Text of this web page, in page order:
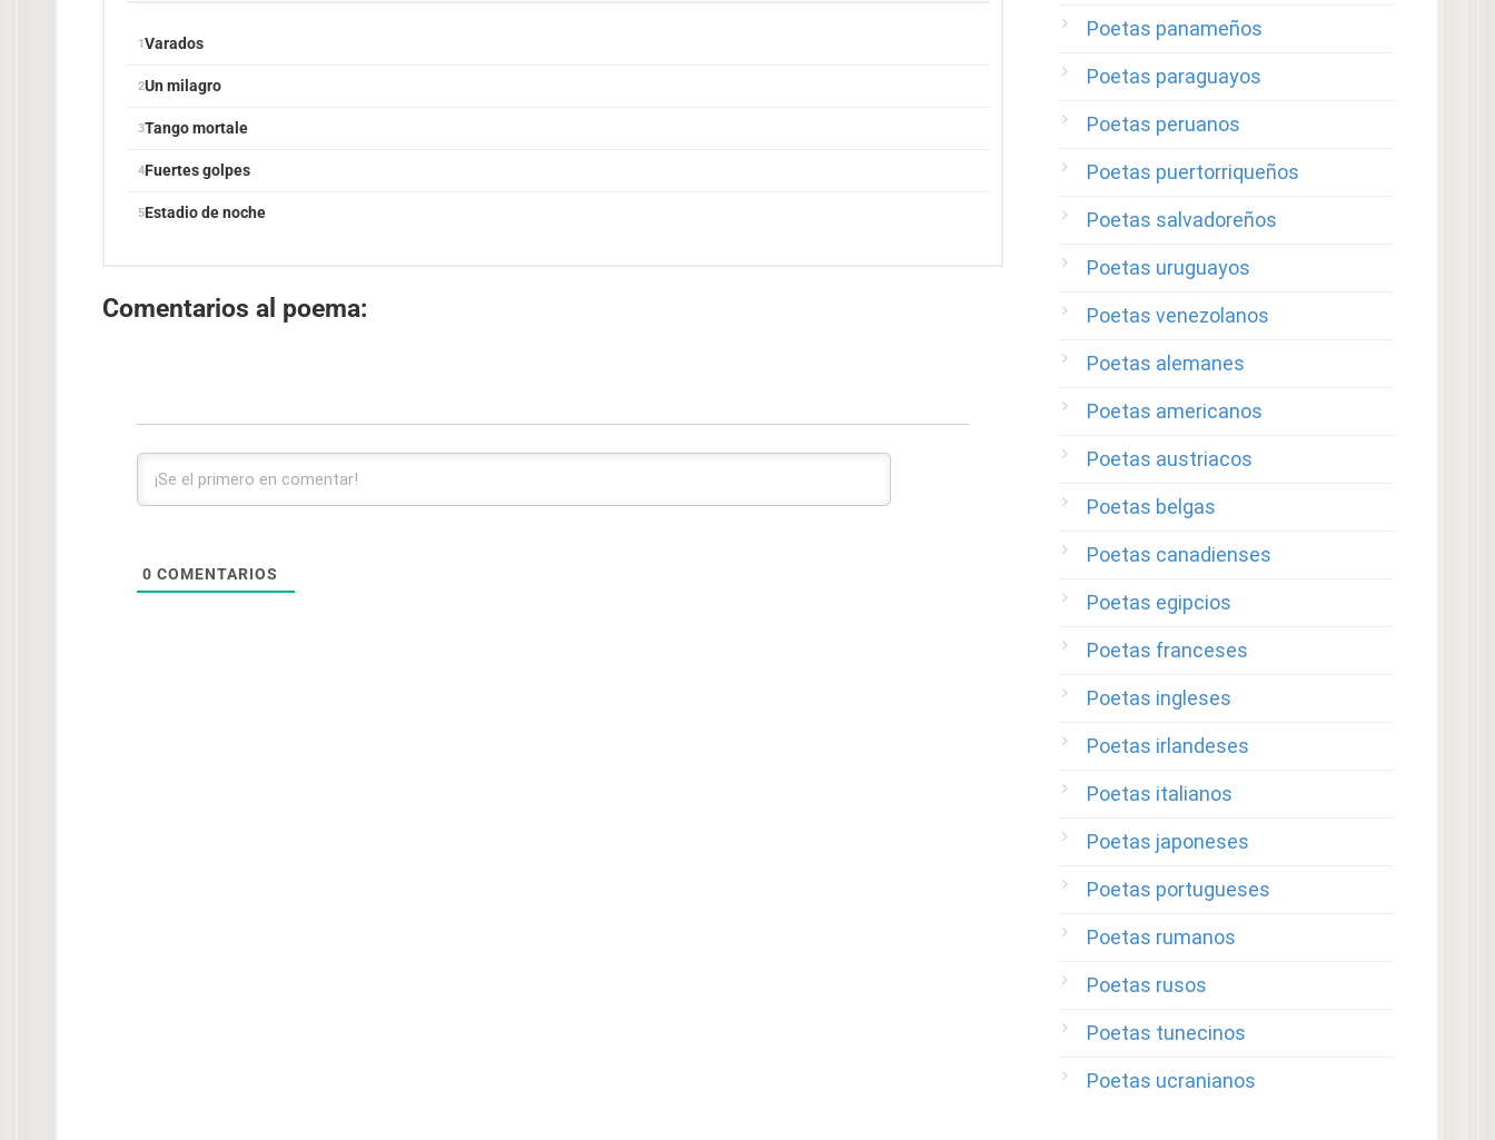
Varados
Un milagro
Tango mortale
Fuertes golpes
Estadio de noche
Comentarios al poema:
0 COMENTARIOS
Poetas panameños
Poetas paraguayos
Poetas peruanos
Poetas puertorriqueños
Poetas salvadoreños
Poetas uruguayos
Poetas venezolanos
Poetas alemanes
Poetas americanos
Poetas austriacos
Poetas belgas
Poetas canadienses
Poetas egipcios
Poetas franceses
Poetas ingleses
Poetas irlandeses
Poetas italianos
Poetas japoneses
Poetas portugueses
Poetas rumanos
Poetas rusos
Poetas tunecinos
Poetas ucranianos